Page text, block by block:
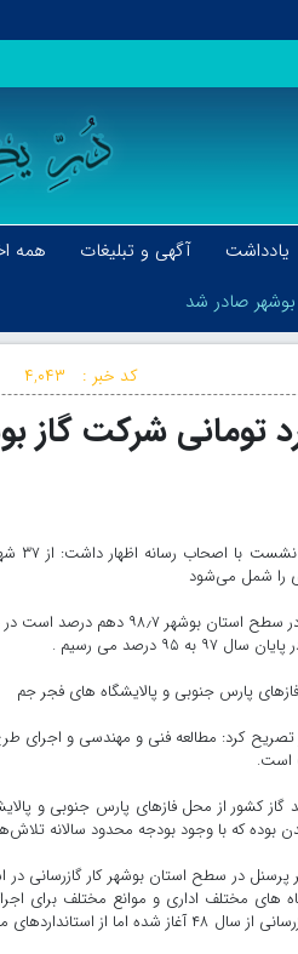
یادداشت آگهی و تبلیغات همه
صادر شد
صادر شد
کد خبر : ۴,۰۴۳
میلیارد تومانی
کرد: مطالعه فنی و مهندسی و اجرای
است.
شد: حدود ۷۰ درصد گاز کشور از محل فازهای
بوده که با وجود بودجه محدود سالانه
مختلف اداری و موانع مختلف برای
ملی کمتر است.